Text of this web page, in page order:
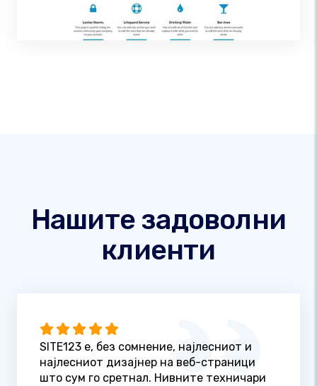
Нашите задоволни
клиенти
SITE123 е, без сомнение, најлесниот и
најлесниот дизајнер на веб-страници
што сум го сретнал. Нивните техничари